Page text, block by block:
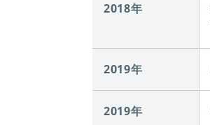
2018年
2019年
2019年